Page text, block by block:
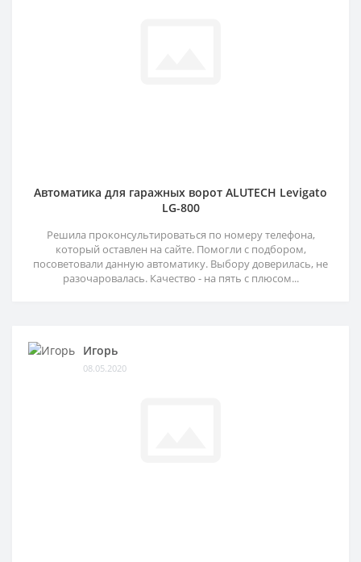
Автоматика для гаражных ворот ALUTECH Levigato
LG-800
Решила проконсультироваться по номеру телефона,
который оставлен на сайте. Помогли с подбором,
посоветовали данную автоматику. Выбору доверилась, не
разочаровалась. Качество - на пять с плюсом...
Игорь
08.05.2020